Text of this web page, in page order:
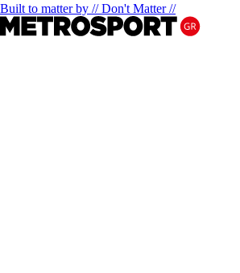
Built to matter by // Don't Matter //